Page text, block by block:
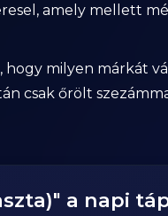
amely mellett
milyen márkát
csak őrölt
" a napi